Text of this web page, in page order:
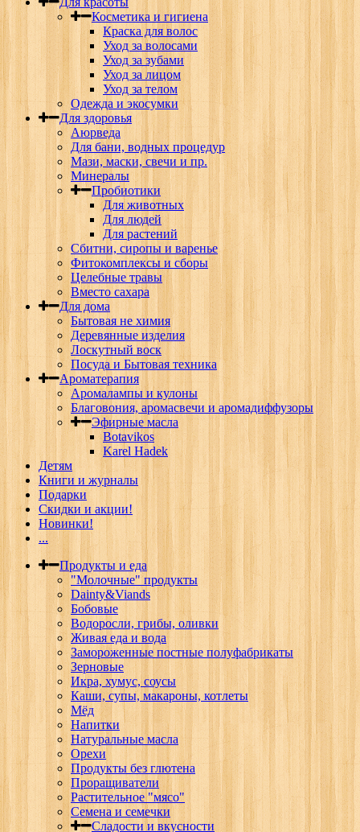
Косметика и гигиена
Краска для волос
Уход за волосами
Уход за зубами
Уход за лицом
Уход за телом
Одежда и экосумки
Для здоровья
Аюрведа
Для бани, водных процедур
Мази, маски, свечи и пр.
Минералы
Пробиотики
Для животных
Для людей
Для растений
Сбитни, сиропы и варенье
Фитокомплексы и сборы
Целебные травы
Вместо сахара
Для дома
Бытовая не химия
Деревянные изделия
Лоскутный воск
Посуда и Бытовая техника
Ароматерапия
Аромалампы и кулоны
Благовония, аромасвечи и аромадиффузоры
Эфирные масла
Botavikos
Karel Hadek
Детям
Книги и журналы
Подарки
Скидки и акции!
Новинки!
...
Продукты и еда
"Молочные" продукты
Dainty&Viands
Бобовые
Водоросли, грибы, оливки
Живая еда и вода
Замороженные постные полуфабрикаты
Зерновые
Икра, хумус, соусы
Каши, супы, макароны, котлеты
Мёд
Напитки
Натуральные масла
Орехи
Продукты без глютена
Проращиватели
Растительное "мясо"
Семена и семечки
Сладости и вкусности